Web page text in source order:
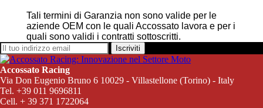
Tali termini di Garanzia non sono valide per le
aziende OEM con le quali Accossato lavora e per i
quali sono validi i contratti sottoscritti.
Iscriviti
Accossato Racing
Via Don Eugenio Bruno 6 10029 - Villastellone (Torino) - Italy
Tel. +39 011 9696811
Cell. + 39 371 1722064